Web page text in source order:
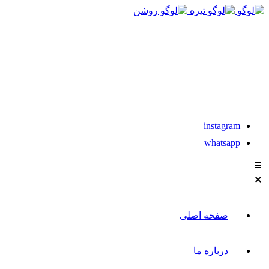
instagram
whatsapp
صفحه اصلی
درباره ما